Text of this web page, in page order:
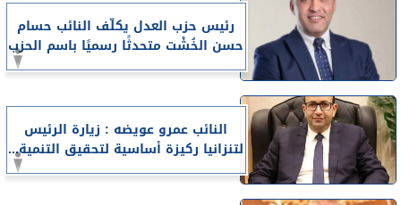
رئيس حزب العدل يكلّف النائب حسام
حسن الخُشْت متحدثًا رسميًا باسم الحزب
النائب عمرو عويضه : زيارة الرئيس
لتنزانيا ركيزة أساسية لتحقيق التنمية...